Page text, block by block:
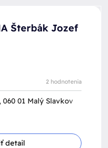
Šterbák Jozef
2 hodnotenia
01 Malý Slavkov
detail